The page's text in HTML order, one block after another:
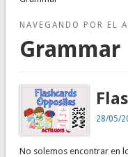
NAVEGANDO POR EL
Grammar
28/05/
No solemos encontrar en